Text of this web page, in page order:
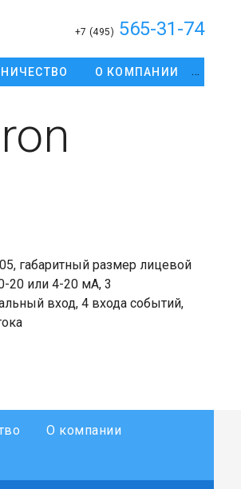
+7 (495) 565-31-74
О КОМПАНИИ
габаритный размер лицевой
20 или 4-20 мА, 3
вход, 4 входа событий,
О компании